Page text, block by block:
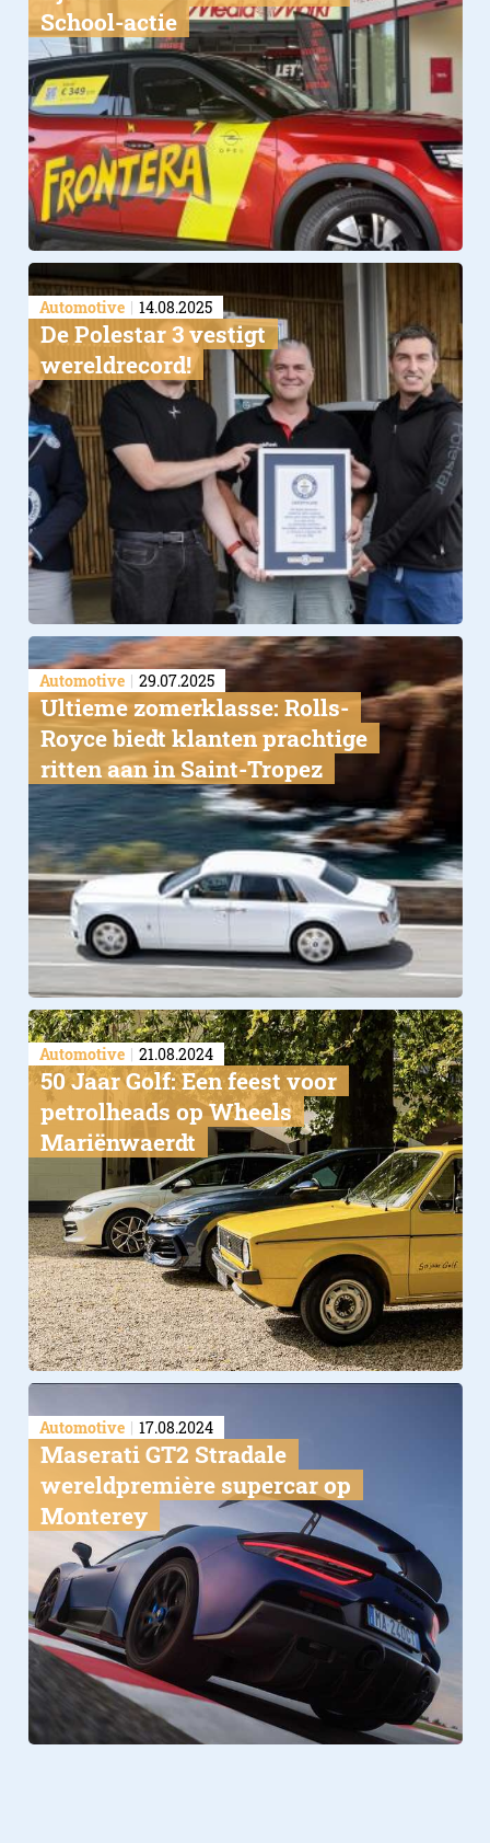
School-actie
Automotive 14.08.2025
De Polestar 3 vestigt
wereldrecord!
Automotive 29.07.2025
Ultieme zomerklasse: Rolls-
Royce biedt klanten prachtige
ritten aan in Saint-Tropez
Automotive 21.08.2024
50 Jaar Golf: Een feest voor
petrolheads op Wheels
Mariënwaerdt
Automotive 17.08.2024
Maserati GT2 Stradale
wereldpremière supercar op
Monterey